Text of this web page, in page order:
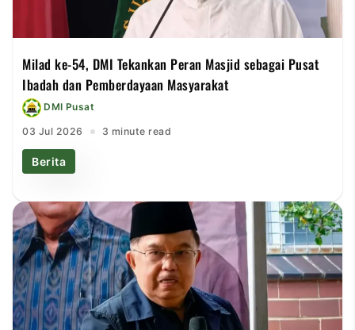
Milad ke-54, DMI Tekankan Peran Masjid sebagai Pusat
Ibadah dan Pemberdayaan Masyarakat
DMI Pusat
03 Jul 2026 3 minute read
Berita